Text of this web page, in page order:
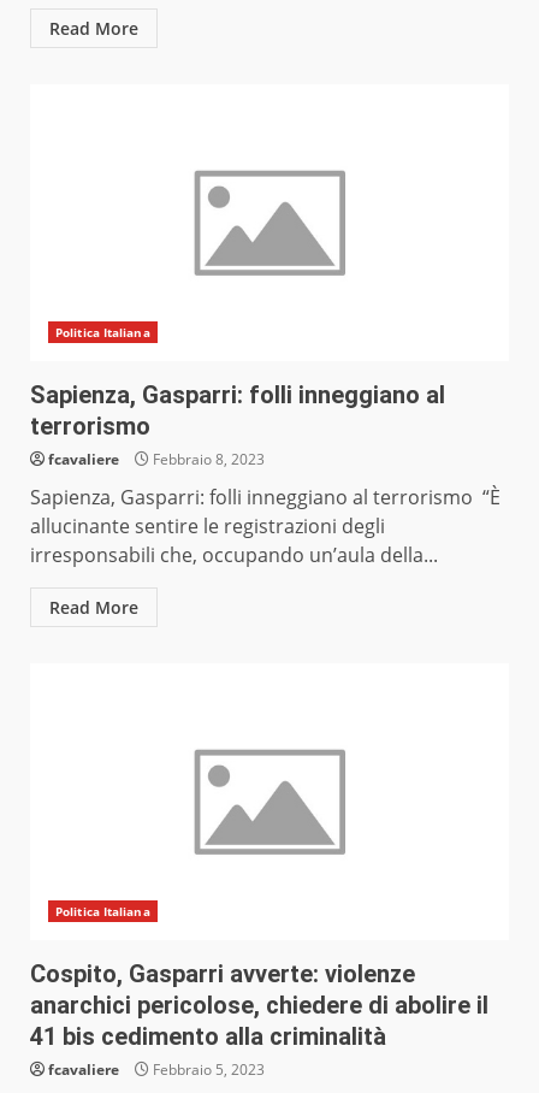
Read More
Politica Italiana
Sapienza, Gasparri: folli inneggiano al
terrorismo
fcavaliere Febbraio 8, 2023
Sapienza, Gasparri: folli inneggiano al terrorismo “È
allucinante sentire le registrazioni degli
irresponsabili che, occupando un’aula della...
Read More
Politica Italiana
Cospito, Gasparri avverte: violenze
anarchici pericolose, chiedere di abolire il
41 bis cedimento alla criminalità
fcavaliere Febbraio 5, 2023